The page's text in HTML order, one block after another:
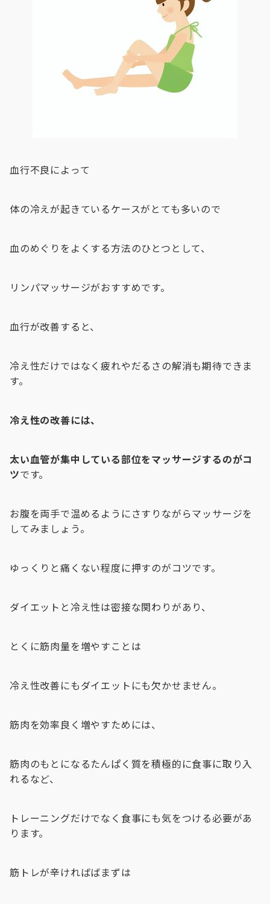
血行不良によって
体の冷えが起きているケースがとても多いので
血のめぐりをよくする方法のひとつとして、
リンパマッサージがおすすめです。
血行が改善すると、
冷え性だけではなく疲れやだるさの解消も期待できま
す。
冷え性の改善には、
太い血管が集中している部位をマッサージするのがコ
ツです。
お腹を両手で温めるようにさすりながらマッサージを
してみましょう。
ゆっくりと痛くない程度に押すのがコツです。
ダイエットと冷え性は密接な関わりがあり、
とくに筋肉量を増やすことは
冷え性改善にもダイエットにも欠かせません。
筋肉を効率良く増やすためには、
筋肉のもとになるたんぱく質を積極的に食事に取り入
れるなど、
トレーニングだけでなく食事にも気をつける必要があ
ります。
筋トレが辛ければばまずは